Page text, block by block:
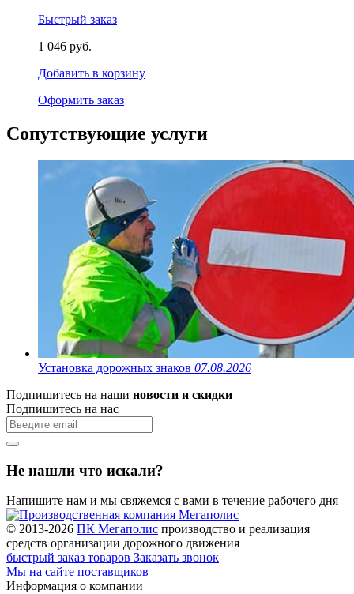
Быстрый заказ
1 046 руб.
Добавить в корзину
Оформить заказ
Сопутствующие услуги
Установка дорожных знаков 07.08.2026
Подпишитесь на наши новости и скидки
Подпишитесь на нас
Не нашли что искали?
Напишите нам и мы свяжемся с вами в течение рабочего дня
© 2013-2026 ПК Мегаполис производство и реализация
средств организации дорожного движения
быстрый заказ товаров Заказать звонок
Мы на сайте поставщиков
Информация о компании